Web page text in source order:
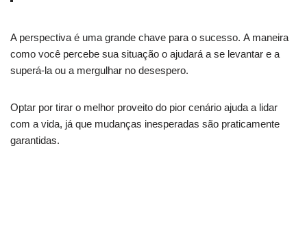
A perspectiva é uma grande chave para o sucesso. A maneira
como você percebe sua situação o ajudará a se levantar e a
superá-la ou a mergulhar no desespero.
Optar por tirar o melhor proveito do pior cenário ajuda a lidar
com a vida, já que mudanças inesperadas são praticamente
garantidas.